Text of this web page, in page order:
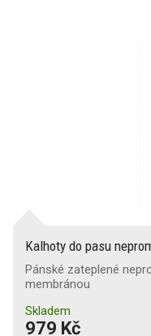
Kalhoty do pasu
Pánské zateplené
membránou
Skladem
979 Kč